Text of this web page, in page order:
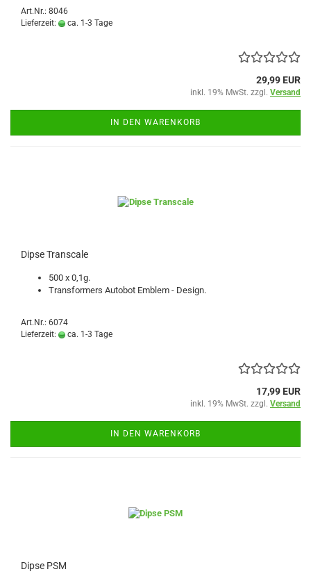
Art.Nr.: 8046
Lieferzeit:
ca. 1-3 Tage
29,99 EUR
inkl. 19% MwSt. zzgl. Versand
IN DEN WARENKORB
Dipse Transcale
500 x 0,1g.
Transformers Autobot Emblem - Design.
Art.Nr.: 6074
Lieferzeit:
ca. 1-3 Tage
17,99 EUR
inkl. 19% MwSt. zzgl. Versand
IN DEN WARENKORB
Dipse PSM